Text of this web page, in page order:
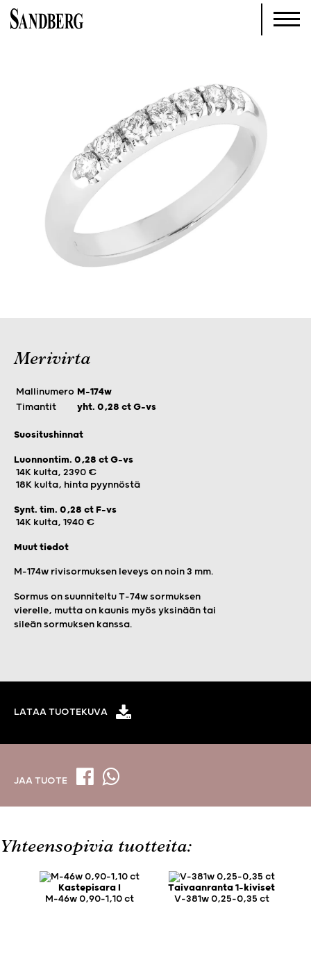
Merivirta
Mallinumero M-174w
Timantit
yht. 0,28 ct G-vs
Suositushinnat
Luonnontim. 0,28 ct G-vs
14K kulta, 2390 €
18K kulta, hinta pyynnöstä
Synt. tim. 0,28 ct F-vs
14K kulta, 1940 €
Muut tiedot
M-174w rivisormuksen leveys on noin 3 mm.
Sormus on suunniteltu T-74w sormuksen
vierelle, mutta on kaunis myös yksinään tai
sileän sormuksen kanssa.
LATAA TUOTEKUVA
JAA TUOTE
Yhteensopivia tuotteita:
Kastepisara I
M-46w 0,90-1,10 ct
Taivaanranta 1-kiviset
V-381w 0,25-0,35 ct